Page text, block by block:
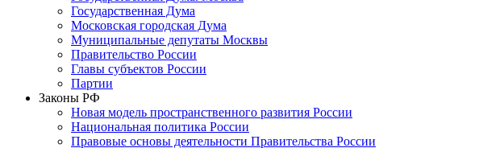
Государственная Дума
Московская городская Дума
Муниципальные депутаты Москвы
Правительство России
Главы субъектов России
Партии
Законы РФ
Новая модель пространственного развития России
Национальная политика России
Правовые основы деятельности Правительства России